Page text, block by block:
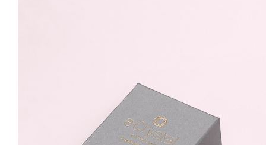
rodiu cu cristale
Swarovski® Rivoli 12mm
Rose Reglabil